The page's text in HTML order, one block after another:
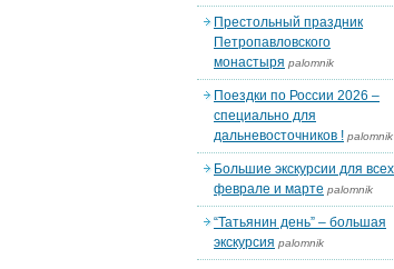
Престольный праздник
Петропавловского
монастыря palomnik
Поездки по России 2026 –
специально для
дальневосточников ! palomnik
Большие экскурсии для
феврале и марте palomnik
“Татьянин день” – большая
экскурсия palomnik